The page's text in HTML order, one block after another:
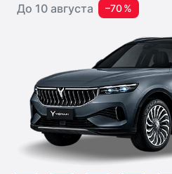
До 10 августа –70 %